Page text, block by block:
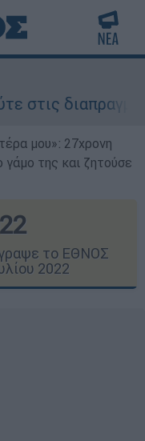
-
μου»: 27χρονη
της και ζητούσε
το ΕΘΝΟΣ
2022